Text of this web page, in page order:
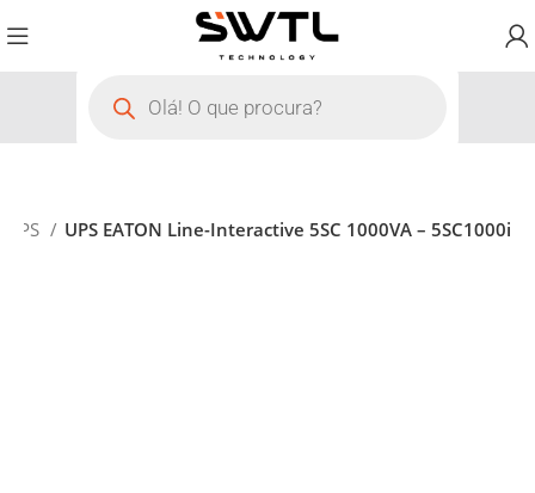
UPS UPS EATON Line-Interactive 5SC 1000VA – 5SC1000i